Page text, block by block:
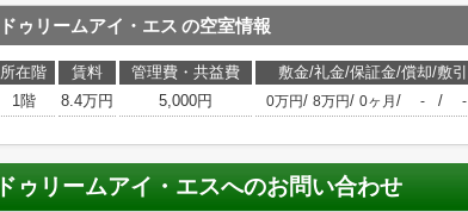
ドゥリームアイ・エス の空室情報
所在階 賃料 管理費・共益費 敷金/礼金/保証金/償却/敷引
1階
8.4万円 5,000円 0万円/ 8万円/ 0ヶ月 / - / -
ドゥリームアイ・エスへのお問い合わせ